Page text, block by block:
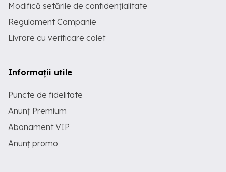
Modifică setările de confidențialitate
Regulament Campanie
Livrare cu verificare colet
Informații utile
Puncte de fidelitate
Anunț Premium
Abonament VIP
Anunț promo